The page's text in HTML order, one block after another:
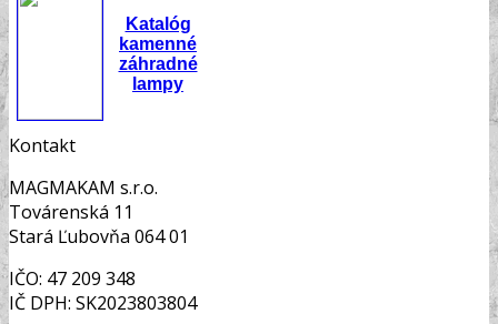
Katalóg
kamenné
záhradné
lampy
Kontakt
MAGMAKAM s.r.o.
Továrenská 11
Stará Ľubovňa 064 01
IČO: 47 209 348
IČ DPH: SK2023803804